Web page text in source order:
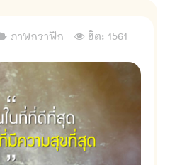
ภาพกราฟิก ฮิต: 1561